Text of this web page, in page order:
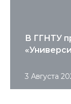
3 Августа
В ГГНТУ